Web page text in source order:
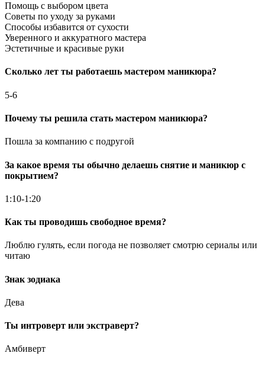
Помощь с выбором цвета
Советы по уходу за руками
Способы избавится от сухости
Уверенного и аккуратного мастера
Эстетичные и красивые руки
Сколько лет ты работаешь мастером маникюра?
5-6
Почему ты решила стать мастером маникюра?
Пошла за компанию с подругой
За какое время ты обычно делаешь снятие и маникюр с
покрытием?
1:10-1:20
Как ты проводишь свободное время?
Люблю гулять, если погода не позволяет смотрю сериалы или
читаю
Знак зодиака
Дева
Ты интроверт или экстраверт?
Амбиверт